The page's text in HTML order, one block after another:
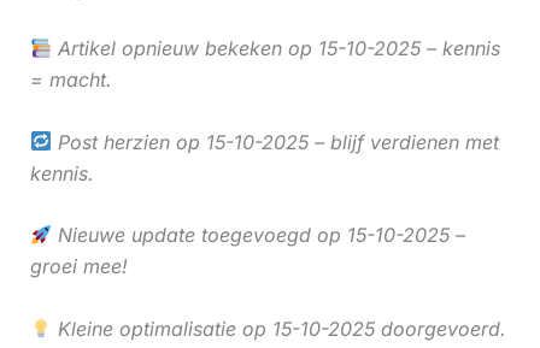
Artikel opnieuw bekeken op 15-10-2025 – kennis
= macht.
Post herzien op 15-10-2025 – blijf verdienen met
kennis.
Nieuwe update toegevoegd op 15-10-2025 –
groei mee!
Kleine optimalisatie op 15-10-2025 doorgevoerd.